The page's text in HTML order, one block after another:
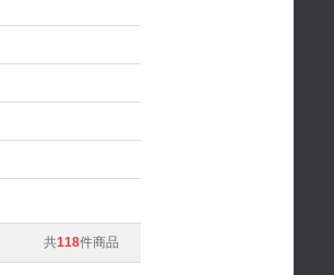
共118件商品